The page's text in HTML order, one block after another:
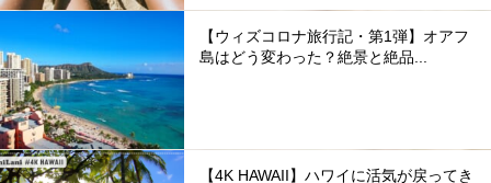
【ウィズコロナ旅行記・第1弾】オアフ
島はどう変わった？絶景と絶品...
【4K HAWAII】ハワイに活気が戻ってき